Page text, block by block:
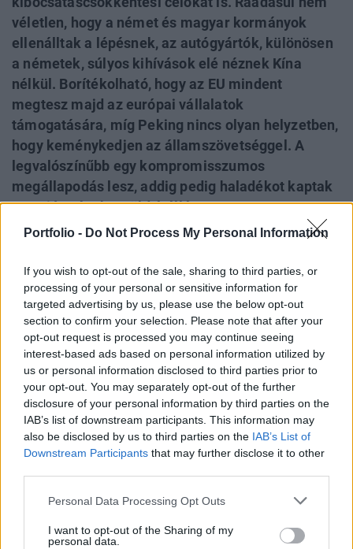
Portfolio - Do Not Process My Personal Information
If you wish to opt-out of the sale, sharing to third parties, or
processing of your personal or sensitive information for
targeted advertising by us, please use the below opt-out
section to confirm your selection. Please note that after your
opt-out request is processed you may continue seeing
interest-based ads based on personal information utilized by
us or personal information disclosed to third parties prior to
your opt-out. You may separately opt-out of the further
disclosure of your personal information by third parties on the
IAB’s list of downstream participants. This information may
also be disclosed by us to third parties on the IAB’s List of
Downstream Participants that may further disclose it to other
Personal Data Processing Opt Outs
I want to opt-out of the Sharing of my
personal data.
véletlen, hogy a német és magyar kormányok
ellenálltak a lépésnek, az autógyártók, különösen
a németek, súlyos kihívások elé néznek Kína
nélkül. Borítékolható, hogy az EU mindent
megtesz majd az európai vállalatok
támogatására, míg Peking nincs olyan helyzetben,
hogy keménykedjen az államszövetséggel. A
legvalószínűbb egy kompromisszumos
megállapodás lesz, addig pedig haladékot kaptak
az uniós cégek a zöld átállásra.
A kínai elektromos autók importjára pénteken
kivetett büntetővámok
– a német és a magyar
kormányok heves ellenállásának dacára – már nem
okoztak meglepetést: tulajdonképpen azóta
borítékolható volt a lépés, hogy 2023
szeptemberében Ursula von der Leyen bejelentette,
hogy szubvenciós vizsgálatot indít az Európai
Bizottság. A testület elnöke már akkor tényként, és
nem feltételes módon beszélt a kínai
autógyártóknak folyósított, a Kereskedelmi
Világszervezet szabályait megsértő állami
KAPCSOLÓDÓ CIKKÜNK